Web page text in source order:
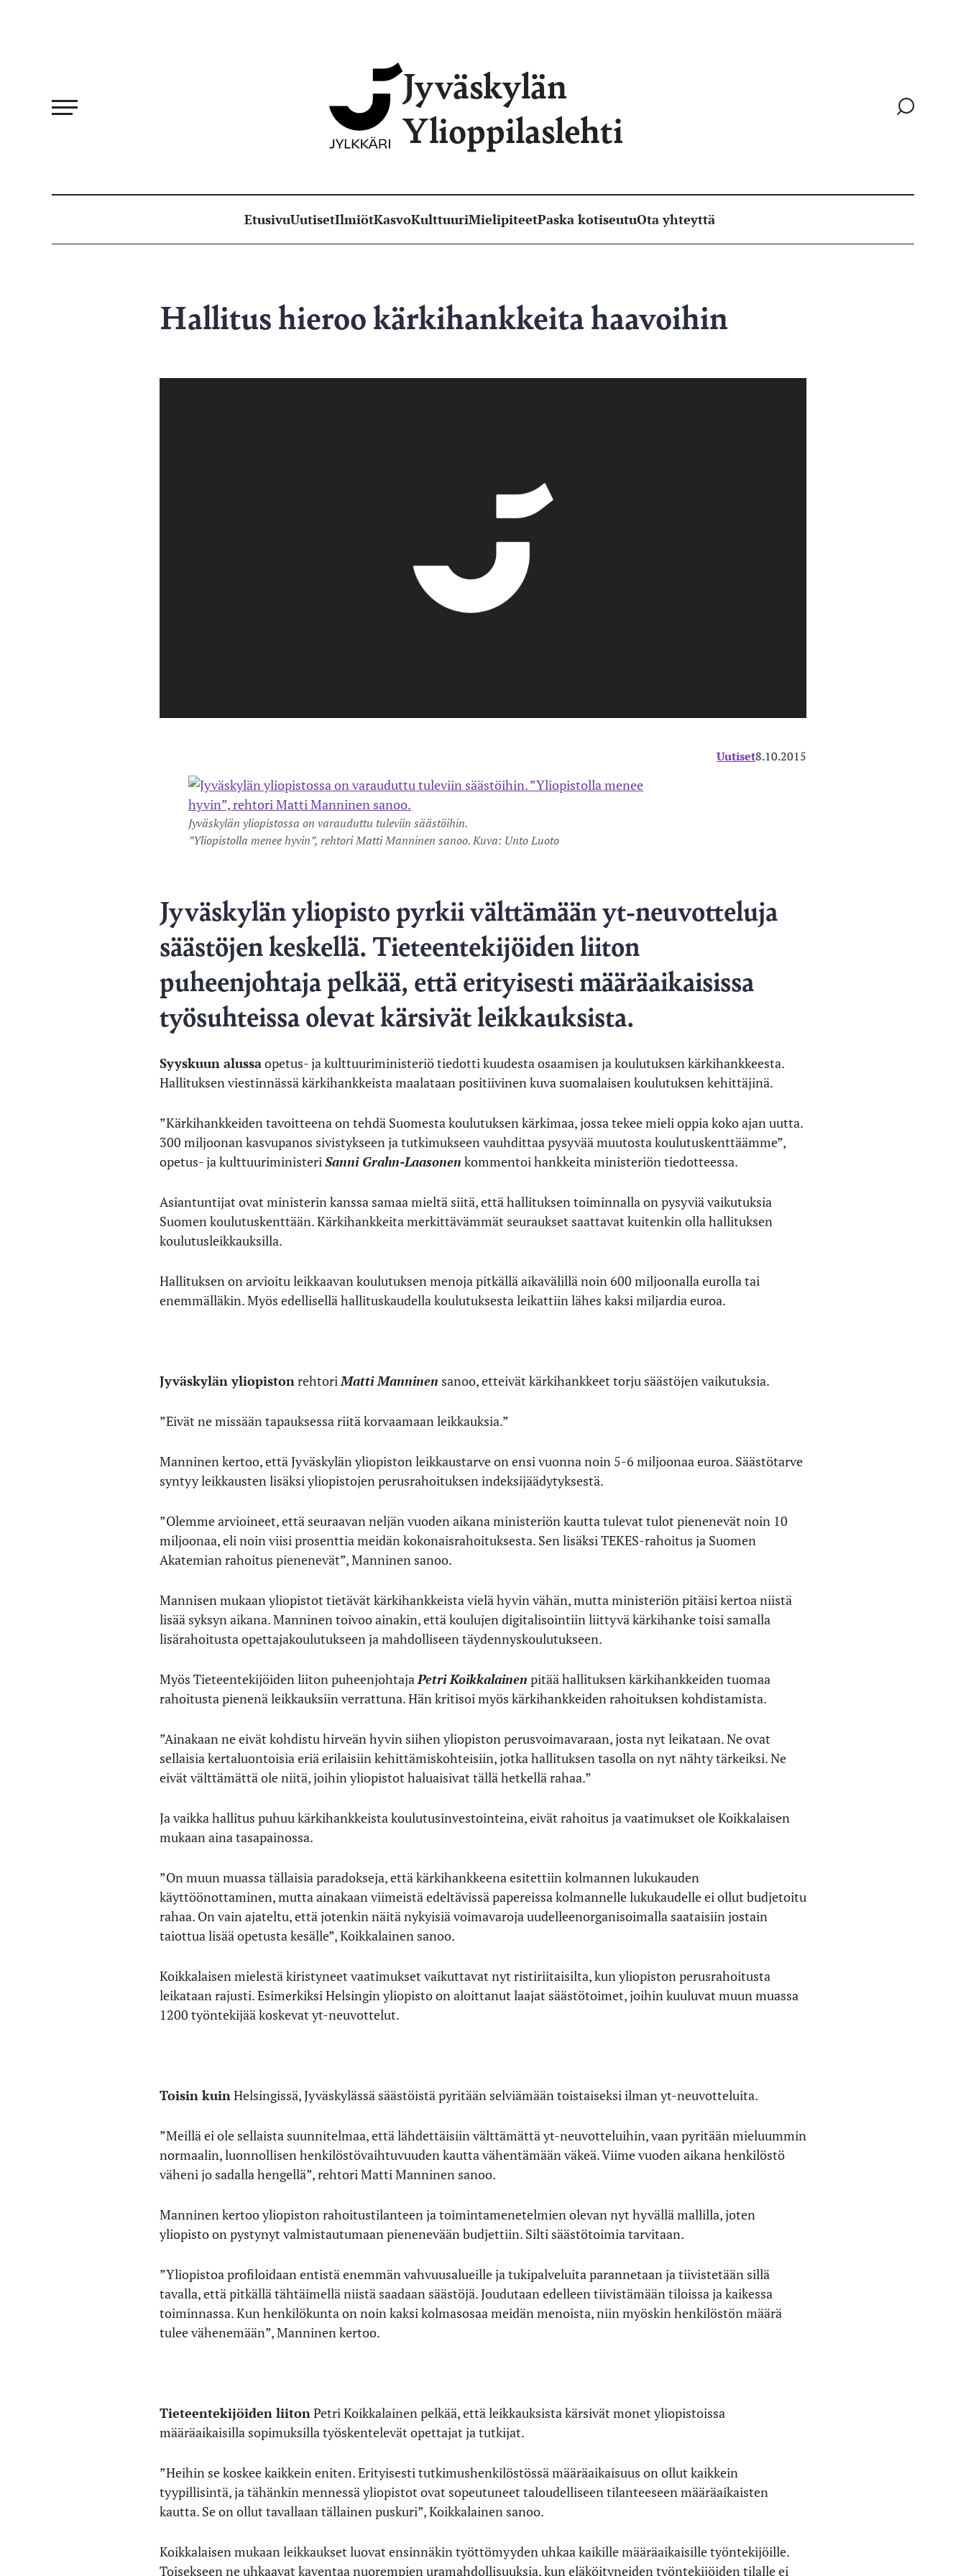
Jyväskylän
Ylioppilaslehti
Siirry
EtusivuUutisetIlmiötKasvoKulttuuriMielipiteetPaska kotiseutuOta yhteyttä
Hallitus hieroo kärkihankkeita haavoihin
Uutiset8.10.2015
Jyväskylän yliopistossa on varauduttu tuleviin säästöihin.
”Yliopistolla menee hyvin”, rehtori Matti Manninen sanoo. Kuva: Unto Luoto
Jyväskylän yliopisto pyrkii välttämään yt-neuvotteluja
säästöjen keskellä. Tieteentekijöiden liiton
puheenjohtaja pelkää, että erityisesti määräaikaisissa
työsuhteissa olevat kärsivät leikkauksista.
Syyskuun alussaopetus- ja kulttuuriministeriö tiedotti kuudesta osaamisen ja koulutuksen kärkihankkeesta.
Hallituksen viestinnässä kärkihankkeista maalataan positiivinen kuva suomalaisen koulutuksen kehittäjinä.
”Kärkihankkeiden tavoitteena on tehdä Suomesta koulutuksen kärkimaa, jossa tekee mieli oppia koko ajan uutta.
300 miljoonan kasvupanos sivistykseen ja tutkimukseen vauhdittaa pysyvää muutosta koulutuskenttäämme”,
opetus- ja kulttuuriministeri Sanni Grahn-Laasonen kommentoi hankkeita ministeriön tiedotteessa.
Asiantuntijat ovat ministerin kanssa samaa mieltä siitä, että hallituksen toiminnalla on pysyviä vaikutuksia
Suomen koulutuskenttään. Kärkihankkeita merkittävämmät seuraukset saattavat kuitenkin olla hallituksen
koulutusleikkauksilla.
Hallituksen on arvioitu leikkaavan koulutuksen menoja pitkällä aikavälillä noin 600 miljoonalla eurolla tai
enemmälläkin. Myös edellisellä hallituskaudella koulutuksesta leikattiin lähes kaksi miljardia euroa.
Jyväskylän yliopiston rehtori Matti Manninen sanoo, etteivät kärkihankkeet torju säästöjen vaikutuksia.
”Eivät ne missään tapauksessa riitä korvaamaan leikkauksia.”
Manninen kertoo, että Jyväskylän yliopiston leikkaustarve on ensi vuonna noin 5-6 miljoonaa euroa. Säästötarve
syntyy leikkausten lisäksi yliopistojen perusrahoituksen indeksijäädytyksestä.
”Olemme arvioineet, että seuraavan neljän vuoden aikana ministeriön kautta tulevat tulot pienenevät noin 10
miljoonaa, eli noin viisi prosenttia meidän kokonaisrahoituksesta. Sen lisäksi TEKES-rahoitus ja Suomen
Akatemian rahoitus pienenevät”, Manninen sanoo.
Mannisen mukaan yliopistot tietävät kärkihankkeista vielä hyvin vähän, mutta ministeriön pitäisi kertoa niistä
lisää syksyn aikana. Manninen toivoo ainakin, että koulujen digitalisointiin liittyvä kärkihanke toisi samalla
lisärahoitusta opettajakoulutukseen ja mahdolliseen täydennyskoulutukseen.
Myös Tieteentekijöiden liiton puheenjohtaja Petri Koikkalainen pitää hallituksen kärkihankkeiden tuomaa
rahoitusta pienenä leikkauksiin verrattuna. Hän kritisoi myös kärkihankkeiden rahoituksen kohdistamista.
”Ainakaan ne eivät kohdistu hirveän hyvin siihen yliopiston perusvoimavaraan, josta nyt leikataan. Ne ovat
sellaisia kertaluontoisia eriä erilaisiin kehittämiskohteisiin, jotka hallituksen tasolla on nyt nähty tärkeiksi. Ne
eivät välttämättä ole niitä, joihin yliopistot haluaisivat tällä hetkellä rahaa.”
Ja vaikka hallitus puhuu kärkihankkeista koulutusinvestointeina, eivät rahoitus ja vaatimukset ole Koikkalaisen
mukaan aina tasapainossa.
”On muun muassa tällaisia paradokseja, että kärkihankkeena esitettiin kolmannen lukukauden
käyttöönottaminen, mutta ainakaan viimeistä edeltävissä papereissa kolmannelle lukukaudelle ei ollut budjetoitu
rahaa. On vain ajateltu, että jotenkin näitä nykyisiä voimavaroja uudelleenorganisoimalla saataisiin jostain
taiottua lisää opetusta kesälle”, Koikkalainen sanoo.
Koikkalaisen mielestä kiristyneet vaatimukset vaikuttavat nyt ristiriitaisilta, kun yliopiston perusrahoitusta
leikataan rajusti. Esimerkiksi Helsingin yliopisto on aloittanut laajat säästötoimet, joihin kuuluvat muun muassa
1200 työntekijää koskevat yt-neuvottelut.
Toisin kuin Helsingissä, Jyväskylässä säästöistä pyritään selviämään toistaiseksi ilman yt-neuvotteluita.
”Meillä ei ole sellaista suunnitelmaa, että lähdettäisiin välttämättä yt-neuvotteluihin, vaan pyritään mieluummin
normaalin, luonnollisen henkilöstövaihtuvuuden kautta vähentämään väkeä. Viime vuoden aikana henkilöstö
väheni jo sadalla hengellä”, rehtori Matti Manninen sanoo.
Manninen kertoo yliopiston rahoitustilanteen ja toimintamenetelmien olevan nyt hyvällä mallilla, joten
yliopisto on pystynyt valmistautumaan pienenevään budjettiin. Silti säästötoimia tarvitaan.
”Yliopistoa profiloidaan entistä enemmän vahvuusalueille ja tukipalveluita parannetaan ja tiivistetään sillä
tavalla, että pitkällä tähtäimellä niistä saadaan säästöjä. Joudutaan edelleen tiivistämään tiloissa ja kaikessa
toiminnassa. Kun henkilökunta on noin kaksi kolmasosaa meidän menoista, niin myöskin henkilöstön määrä
tulee vähenemään”, Manninen kertoo.
Tieteentekijöiden liiton Petri Koikkalainen pelkää, että leikkauksista kärsivät monet yliopistoissa
määräaikaisilla sopimuksilla työskentelevät opettajat ja tutkijat.
”Heihin se koskee kaikkein eniten. Erityisesti tutkimushenkilöstössä määräaikaisuus on ollut kaikkein
tyypillisintä, ja tähänkin mennessä yliopistot ovat sopeutuneet taloudelliseen tilanteeseen määräaikaisten
kautta. Se on ollut tavallaan tällainen puskuri”, Koikkalainen sanoo.
Koikkalaisen mukaan leikkaukset luovat ensinnäkin työttömyyden uhkaa kaikille määräaikaisille työntekijöille.
Toisekseen ne uhkaavat kaventaa nuorempien uramahdollisuuksia, kun eläköityneiden työntekijöiden tilalle ei